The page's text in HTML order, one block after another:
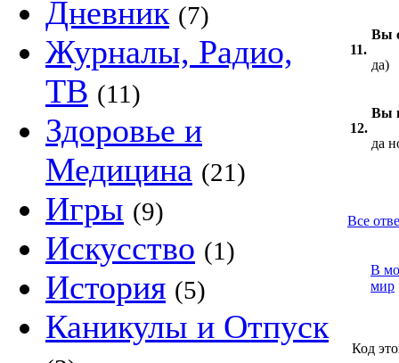
Дневник (7)
Журналы, Радио,
ТВ (11)
Здоровье и
Медицина (21)
Игры (9)
Искусство (1)
История (5)
Каникулы и Отпуск
11.
Вы
да)
12.
Вы
да
Все
В
мир
Код